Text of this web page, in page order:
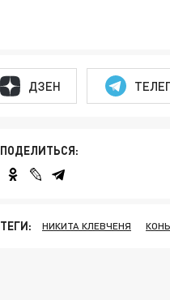
ДЗЕН
ПОДЕЛИТЬСЯ:
ТЕГИ: НИКИТА КЛЕВЧЕНЯ